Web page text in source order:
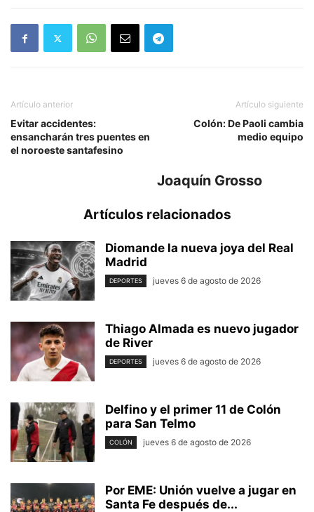
Artículo anterior
Evitar accidentes:
ensancharán tres puentes en
el noroeste santafesino
Artículo siguiente
Colón: De Paoli cambia
medio equipo
Joaquín Grosso
Artículos relacionados
Diomande la nueva joya del Real
Madrid
DEPORTES jueves 6 de agosto de 2026
Thiago Almada es nuevo jugador
de River
DEPORTES jueves 6 de agosto de 2026
Delfino y el primer 11 de Colón
para San Telmo
COLÓN jueves 6 de agosto de 2026
Por EME: Unión vuelve a jugar en
Santa Fe después de...